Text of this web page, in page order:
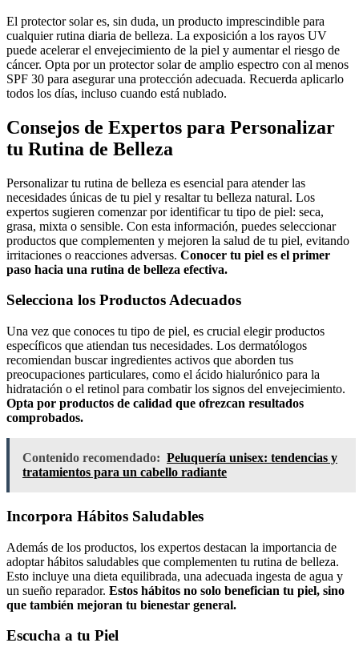
El protector solar es, sin duda, un producto imprescindible para
cualquier rutina diaria de belleza. La exposición a los rayos UV
puede acelerar el envejecimiento de la piel y aumentar el riesgo de
cáncer. Opta por un protector solar de amplio espectro con al menos
SPF 30 para asegurar una protección adecuada. Recuerda aplicarlo
todos los días, incluso cuando está nublado.
Consejos de Expertos para Personalizar
tu Rutina de Belleza
Personalizar tu rutina de belleza es esencial para atender las
necesidades únicas de tu piel y resaltar tu belleza natural. Los
expertos sugieren comenzar por identificar tu tipo de piel: seca,
grasa, mixta o sensible. Con esta información, puedes seleccionar
productos que complementen y mejoren la salud de tu piel, evitando
irritaciones o reacciones adversas. Conocer tu piel es el primer
paso hacia una rutina de belleza efectiva.
Selecciona los Productos Adecuados
Una vez que conoces tu tipo de piel, es crucial elegir productos
específicos que atiendan tus necesidades. Los dermatólogos
recomiendan buscar ingredientes activos que aborden tus
preocupaciones particulares, como el ácido hialurónico para la
hidratación o el retinol para combatir los signos del envejecimiento.
Opta por productos de calidad que ofrezcan resultados
comprobados.
Contenido recomendado: Peluquería unisex: tendencias y
tratamientos para un cabello radiante
Incorpora Hábitos Saludables
Además de los productos, los expertos destacan la importancia de
adoptar hábitos saludables que complementen tu rutina de belleza.
Esto incluye una dieta equilibrada, una adecuada ingesta de agua y
un sueño reparador. Estos hábitos no solo benefician tu piel, sino
que también mejoran tu bienestar general.
Escucha a tu Piel